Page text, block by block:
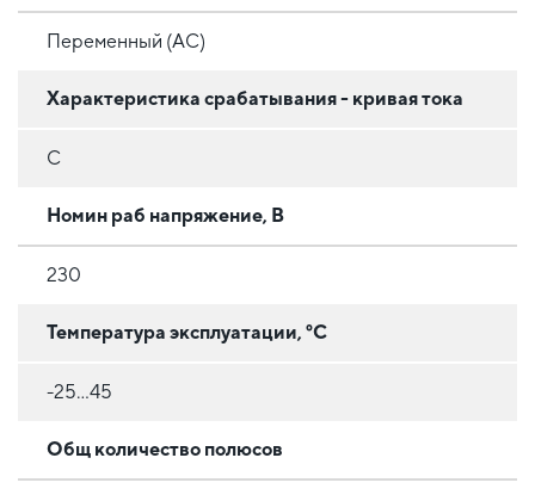
Переменный (AC)
Характеристика срабатывания - кривая тока
C
Номин раб напряжение, В
230
Температура эксплуатации, °C
-25...45
Общ количество полюсов